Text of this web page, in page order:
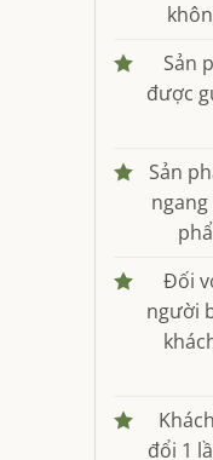
Sản
được
Sản
Đối
người
đổi 1